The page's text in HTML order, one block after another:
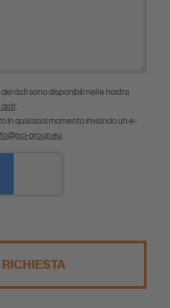
dati sono disponibili nelle nostra
dati.
in qualsiasi momento inviando un e-
group.eu.